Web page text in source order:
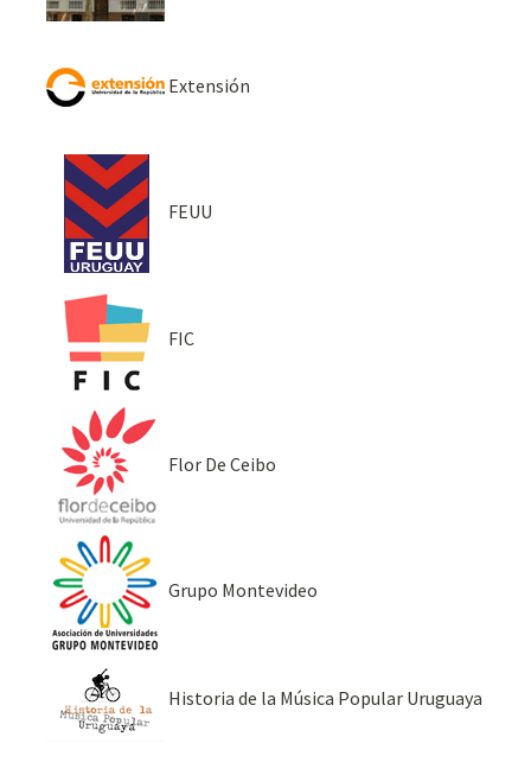
Extensión
FEUU
FIC
Flor De Ceibo
Grupo Montevideo
Historia de la Música Popular Uruguaya